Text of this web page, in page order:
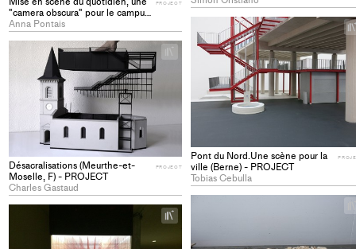
"camera obscura" pour le campus
lausannois - PROJECT
Anna Pontais
PROJECT
Pont du Nord.Une scène pour la
ville (Berne) - PROJECT
Tobias Cebulla
+
Désacralisations (Meurthe-et-
Moselle, F) - PROJECT
Charles Gastaud
PROJECT
+
+
Add
project